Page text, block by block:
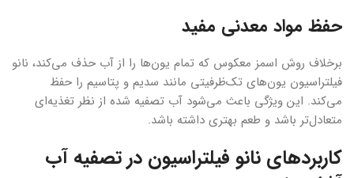
حفظ مواد معدنی مفید
برخلاف روش اسمز معکوس که تمام یون‌ها را از آب حذف می‌کند، نانو
فیلتراسیون یون‌های تک‌ظرفیتی مانند سدیم و پتاسیم را حفظ
می‌کند. این ویژگی باعث می‌شود آب تصفیه شده از نظر تغذیه‌ای
متعادل‌تر باشد و طعم بهتری داشته باشد.
کاربردهای نانو فیلتراسیون در تصفیه آب